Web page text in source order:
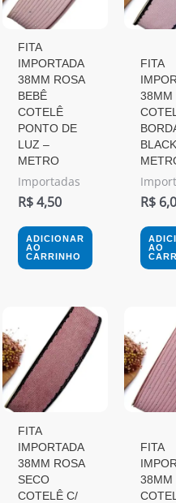
FITA
IMPORTADA
38MM ROSA
BEBÊ
COTELÊ
PONTO DE
LUZ –
METRO
Importadas
R$4,50
ADICIONAR
AO
CARRINHO
FITA
38MM
R$
AO
FITA
IMPORTADA
38MM ROSA
SECO
COTELÊ C/
FITA
38MM